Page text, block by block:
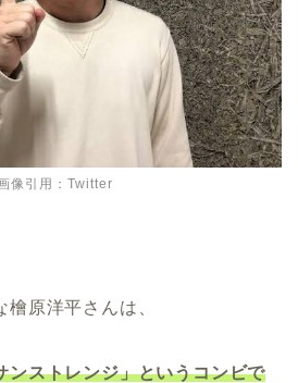
像引用：Twitter
原洋平さんは、
ンストレンジ」というコンビで